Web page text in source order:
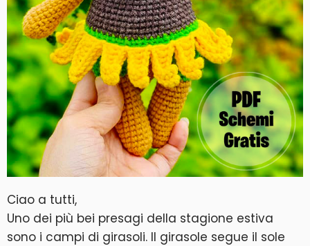
Ciao a tutti,
Uno dei più bei presagi della stagione estiva
sono i campi di girasoli. Il girasole segue il sole